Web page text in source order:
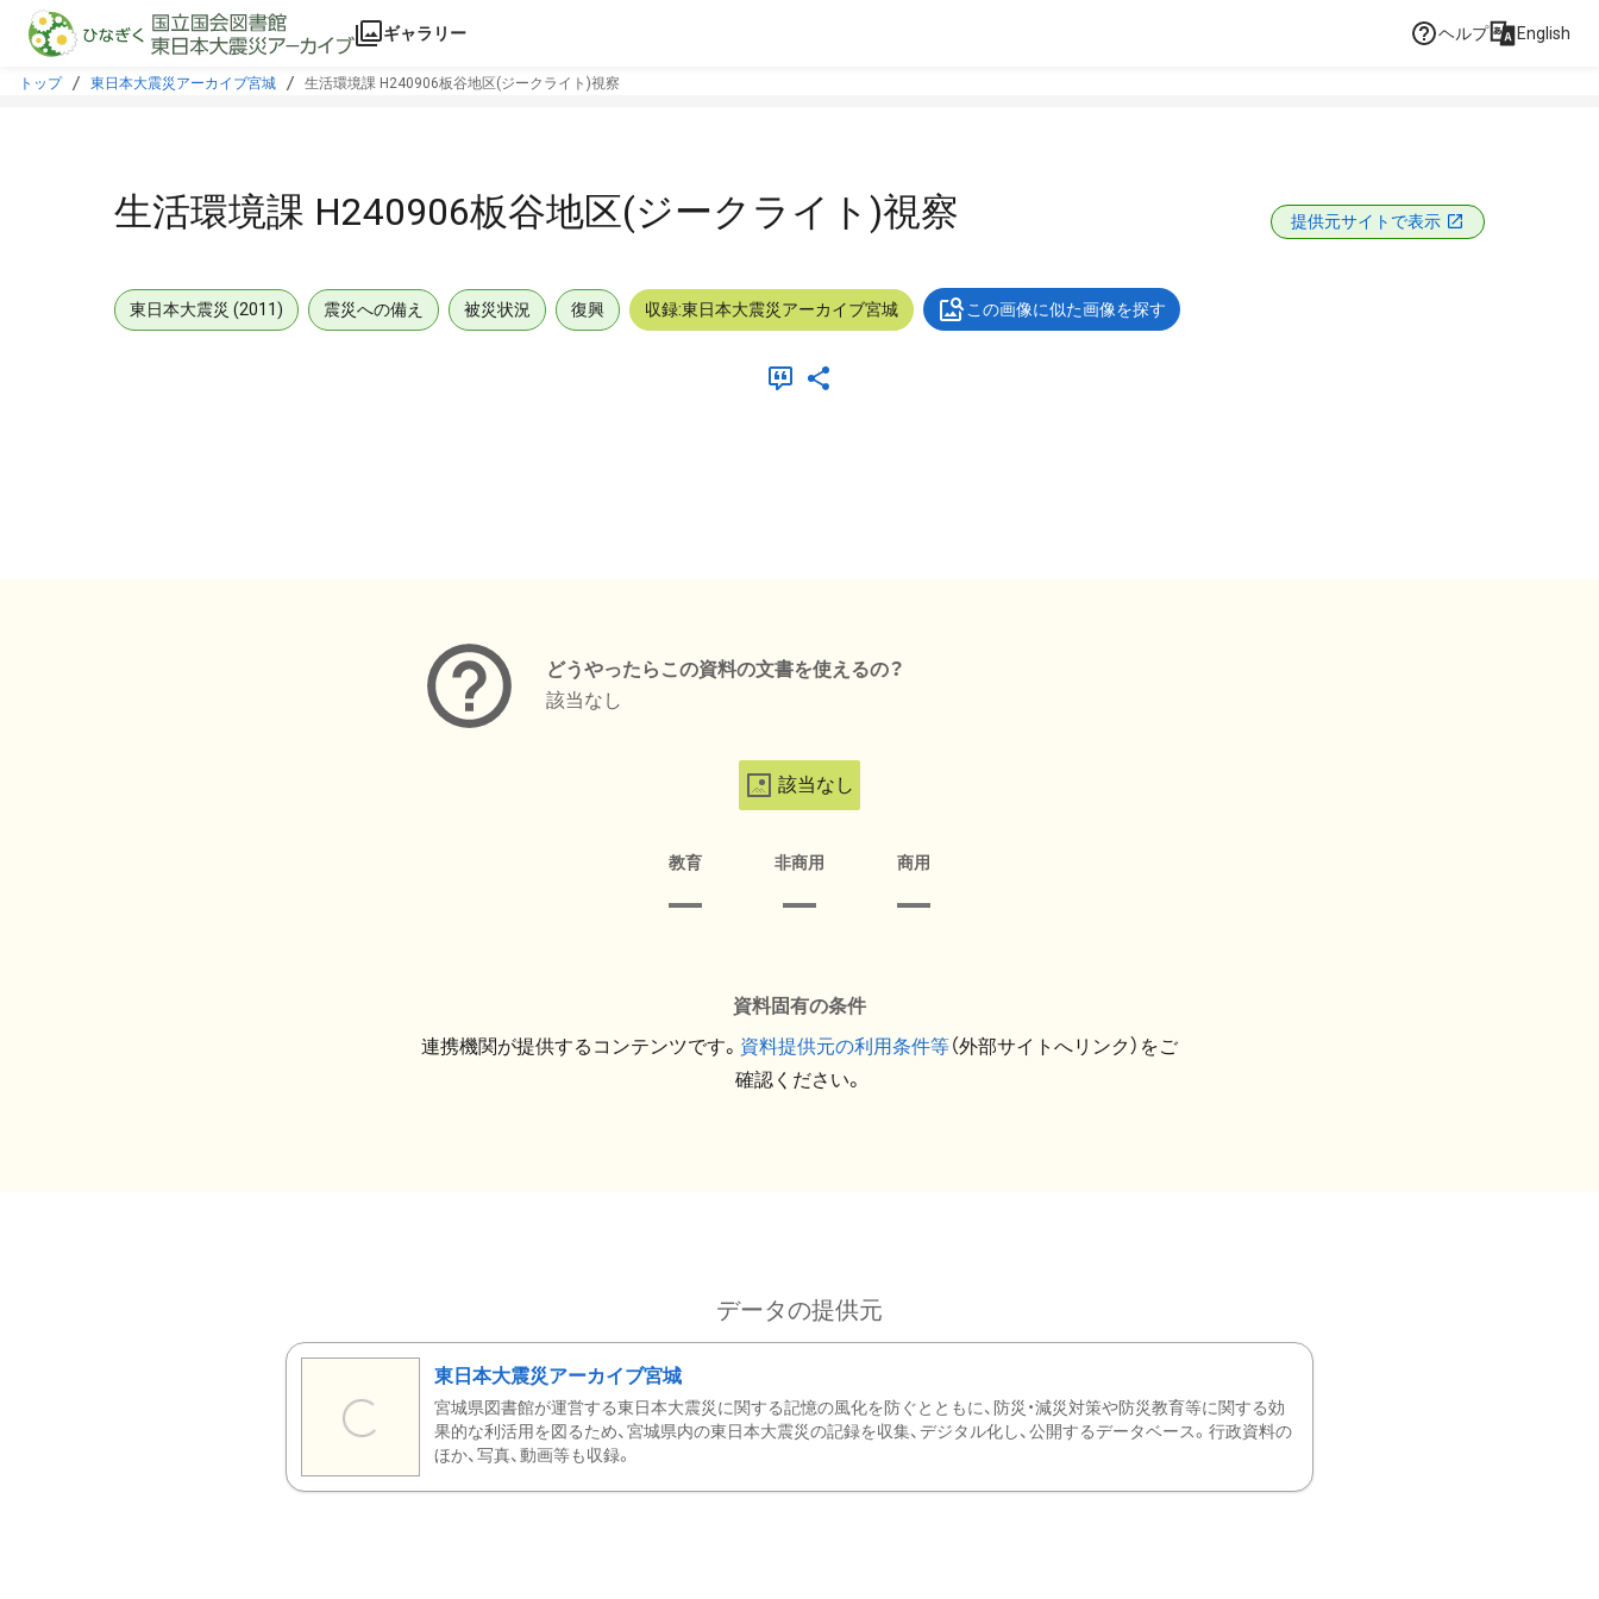
本文に飛ぶ
ギャラリー ヘルプ English
トップ 東日本大震災アーカイブ宮城 生活環境課 H240906板谷地区(ジークライト)視察
生活環境課 H240906板谷地区(ジークライト)視察 提供元サイトで表示
東日本大震災 (2011) 震災への備え 被災状況 復興 収録:東日本大震災アーカイブ宮城 この画像に似た画像を探す
どうやったらこの資料の文書を使えるの？
該当なし
該当なし
教育 非商用 商用
資料固有の条件
連携機関が提供するコンテンツです。 資料提供元の利用条件等（外部サイトへリンク）をご
確認ください。
データの提供元
東日本大震災アーカイブ宮城
宮城県図書館が運営する東日本大震災に関する記憶の風化を防ぐとともに、防災・減災対策や防災教育等に関する効
果的な利活用を図るため、宮城県内の東日本大震災の記録を収集、デジタル化し、公開するデータベース。行政資料の
ほか、写真、動画等も収録。